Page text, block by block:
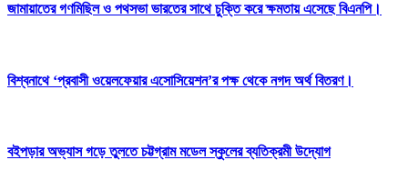
জামায়াতের গণমিছিল ও পথসভা ভারতের সাথে চুক্তি করে ক্ষমতায় এসেছে বিএনপি।
বিশ্বনাথে ‘প্রবাসী ওয়েলফেয়ার এসোসিয়েশন’র পক্ষ থেকে নগদ অর্থ বিতরণ।
বইপড়ার অভ্যাস গড়ে তুলতে চট্টগ্রাম মডেল স্কুলের ব্যতিক্রমী উদ্যোগ